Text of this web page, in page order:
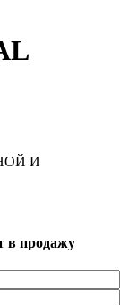
И
в продажу